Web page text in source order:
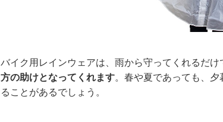
バイク用レインウェアは、雨から守ってくれるだけ
方の助けとなってくれます。春や夏であっても、
ることがあるでしょう。